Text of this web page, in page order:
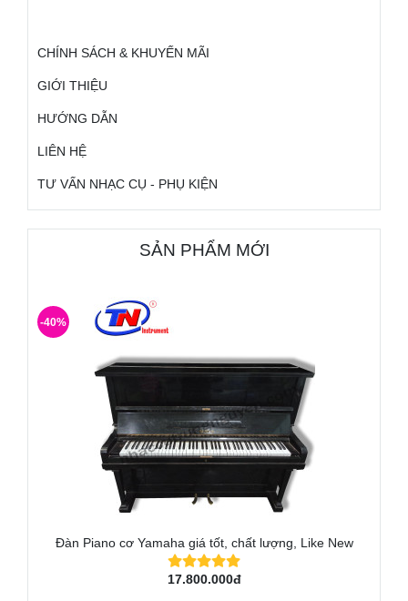
CHÍNH SÁCH & KHUYẾN MÃI
GIỚI THIỆU
HƯỚNG DẪN
LIÊN HỆ
TƯ VẤN NHẠC CỤ - PHỤ KIỆN
SẢN PHẨM MỚI
Đàn Piano cơ Yamaha giá tốt, chất lượng, Like New
17.800.000đ
-40%